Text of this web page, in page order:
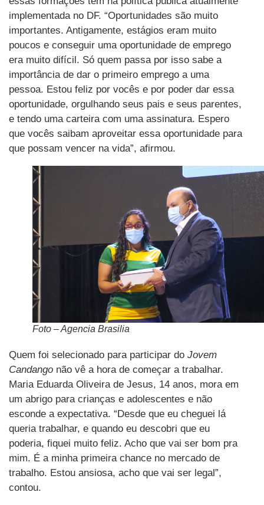
implementada no DF. “Oportunidades são muito
importantes. Antigamente, estágios eram muito
poucos e conseguir uma oportunidade de emprego
era muito difícil. Só quem passa por isso sabe a
importância de dar o primeiro emprego a uma
pessoa. Estou feliz por vocês e por poder dar essa
oportunidade, orgulhando seus pais e seus parentes,
e tendo uma carteira com uma assinatura. Espero
que vocês saibam aproveitar essa oportunidade para
que possam vencer na vida”, afirmou.
Foto – Agencia Brasilia
Quem foi selecionado para participar do Jovem
Candango não vê a hora de começar a trabalhar.
Maria Eduarda Oliveira de Jesus, 14 anos, mora em
um abrigo para crianças e adolescentes e não
esconde a expectativa. “Desde que eu cheguei lá
queria trabalhar, e quando eu descobri que eu
poderia, fiquei muito feliz. Acho que vai ser bom pra
mim. É a minha primeira chance no mercado de
trabalho. Estou ansiosa, acho que vai ser legal”,
contou.